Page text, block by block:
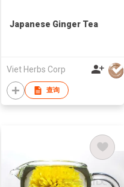
Japanese Ginger Tea
Viet Herbs Corp
查询